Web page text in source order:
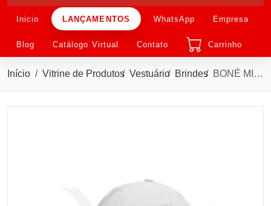
Inicio LANÇAMENTOS WhatsApp Empresa
Blog Catálogo Virtual Contato Carrinho
Início Vitrine de Produtos Vestuário Brindes BONÉ MICROFIBRA